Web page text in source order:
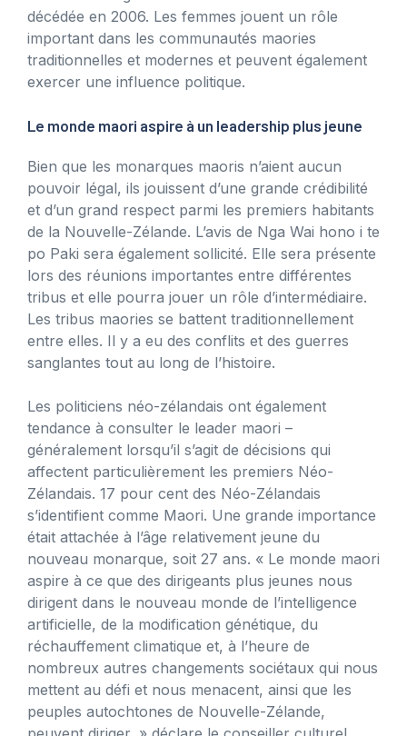
décédée en 2006. Les femmes jouent un rôle
important dans les communautés maories
traditionnelles et modernes et peuvent également
exercer une influence politique.
Le monde maori aspire à un leadership plus jeune
Bien que les monarques maoris n’aient aucun
pouvoir légal, ils jouissent d’une grande crédibilité
et d’un grand respect parmi les premiers habitants
de la Nouvelle-Zélande. L’avis de Nga Wai hono i te
po Paki sera également sollicité. Elle sera présente
lors des réunions importantes entre différentes
tribus et elle pourra jouer un rôle d’intermédiaire.
Les tribus maories se battent traditionnellement
entre elles. Il y a eu des conflits et des guerres
sanglantes tout au long de l’histoire.
Les politiciens néo-zélandais ont également
tendance à consulter le leader maori –
généralement lorsqu’il s’agit de décisions qui
affectent particulièrement les premiers Néo-
Zélandais. 17 pour cent des Néo-Zélandais
s’identifient comme Maori. Une grande importance
était attachée à l’âge relativement jeune du
nouveau monarque, soit 27 ans. « Le monde maori
aspire à ce que des dirigeants plus jeunes nous
dirigent dans le nouveau monde de l’intelligence
artificielle, de la modification génétique, du
réchauffement climatique et, à l’heure de
nombreux autres changements sociétaux qui nous
mettent au défi et nous menacent, ainsi que les
peuples autochtones de Nouvelle-Zélande,